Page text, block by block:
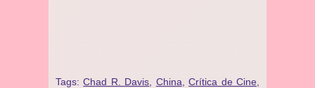
Tags:Chad R. Davis China ,Crítica de Cine